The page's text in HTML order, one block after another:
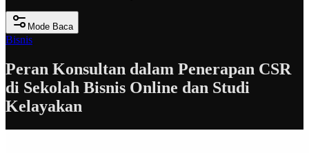
Mode Baca
Bisnis
Peran Konsultan dalam Penerapan CSR
di Sekolah Bisnis Online dan Studi
Kelayakan